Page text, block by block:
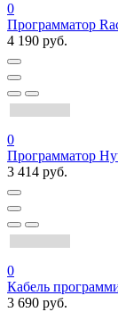
0
Программатор
4 190 руб.
0
Программатор
3 414 руб.
0
Кабель
3 690 руб.